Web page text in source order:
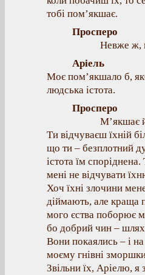
тобі пом’якшає.
Просперо
Невже ж,
Аріель
Моє пом’якшало б,
людська істота.
Просперо
М’якшає
Ти відчуваєш їхній
що ти – безплотний
істота їм
мені не відчувати
Хоч їхні злочини
діймають, але краща
мого єства поборює
бо добрий чин –
Вони покаялись – і на
моєму гнівні
Звільни їх, Аріелю, я